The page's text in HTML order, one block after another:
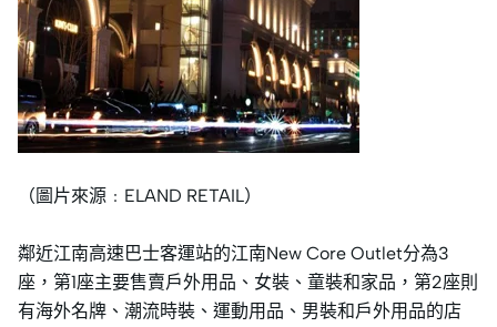
（圖片來源﹕ELAND RETAIL）
鄰近江南高速巴士客運站的江南New Core Outlet分為3
座，第1座主要售賣戶外用品、女裝、童裝和家品，第2座則
有海外名牌、潮流時裝、運動用品、男裝和戶外用品的店